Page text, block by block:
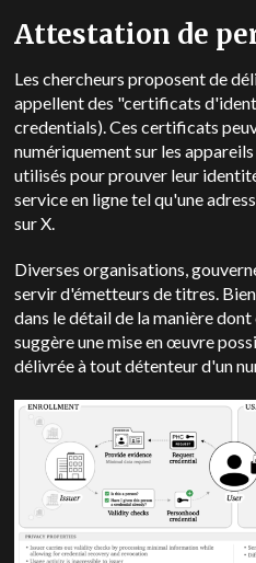
Attestation de
Les chercheurs proposent de
appellent des "certificats
credentials). Ces certificats
numériquement sur les
utilisés pour prouver leur
service en ligne tel qu'une
sur X.
Diverses organisations,
servir d'émetteurs de titres.
dans le détail de la manière
suggère une mise en œuvre
délivrée à tout détenteur d'un